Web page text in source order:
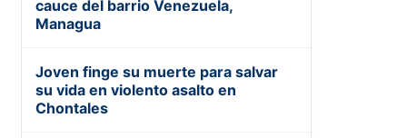
cauce del barrio Venezuela,
Managua
Joven finge su muerte para salvar
su vida en violento asalto en
Chontales